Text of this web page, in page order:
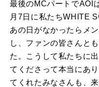
最後のMCパートでAOI
月7日に私たちWHITE
あの日がなかったらメ
し、ファンの皆さんと
た。こうして私たちに
てくださって本当にあ
てくれたみなさんも、